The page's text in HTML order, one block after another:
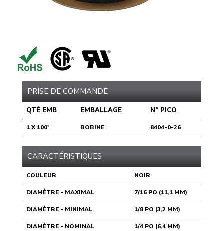
PRISE DE COMMANDE
QTÉ EMB EMBALLAGE N° PICO
1 X 100' BOBINE 8404-0-26
CARACTÉRISTIQUES
COULEUR NOIR
DIAMÈTRE - MAXIMAL 7/16 PO (11,1 MM)
DIAMÈTRE - MINIMAL 1/8 PO (3,2 MM)
DIAMÈTRE - NOMINAL 1/4 PO (6,4 MM)